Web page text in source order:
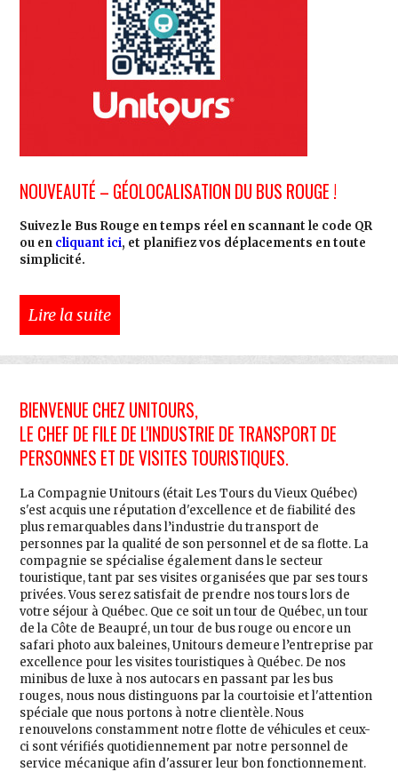
NOUVEAUTÉ – GÉOLOCALISATION DU BUS ROUGE !
Suivez le Bus Rouge en temps réel en scannant le code QR
ou en cliquant ici, et planifiez vos déplacements en toute
simplicité.
Lire la suite
BIENVENUE CHEZ UNITOURS,
LE CHEF DE FILE DE L'INDUSTRIE DE TRANSPORT DE
PERSONNES ET DE VISITES TOURISTIQUES.
La Compagnie Unitours (était Les Tours du Vieux Québec)
s'est acquis une réputation d'excellence et de fiabilité des
plus remarquables dans l’industrie du transport de
personnes par la qualité de son personnel et de sa flotte. La
compagnie se spécialise également dans le secteur
touristique, tant par ses visites organisées que par ses tours
privées. Vous serez satisfait de prendre nos tours lors de
votre séjour à Québec. Que ce soit un tour de Québec, un tour
de la Côte de Beaupré, un tour de bus rouge ou encore un
safari photo aux baleines, Unitours demeure l’entreprise par
excellence pour les visites touristiques à Québec. De nos
minibus de luxe à nos autocars en passant par les bus
rouges, nous nous distinguons par la courtoisie et l'attention
spéciale que nous portons à notre clientèle. Nous
renouvelons constamment notre flotte de véhicules et ceux-
ci sont vérifiés quotidiennement par notre personnel de
service mécanique afin d'assurer leur bon fonctionnement.